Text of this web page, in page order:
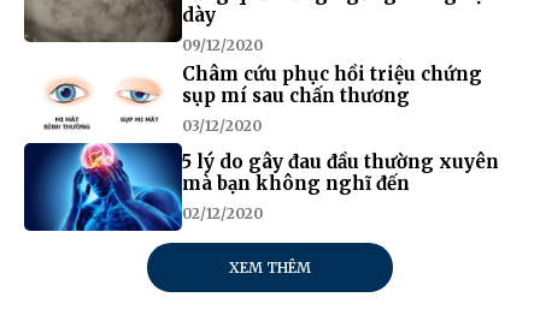
dày
09/12/2020
Châm cứu phục hồi triệu chứng
sụp mí sau chấn thương
03/12/2020
5 lý do gây đau đầu thường xuyên
mà bạn không nghĩ đến
02/12/2020
XEM THÊM